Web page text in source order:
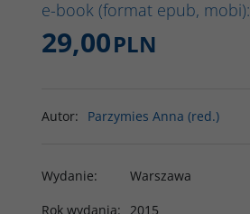
e-book (format epub, mobi):
29,00PLN
Autor: Parzymies Anna (red.)
Wydanie:
Warszawa
Rok wydania: 2015